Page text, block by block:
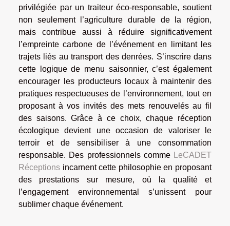
privilégiée par un traiteur éco-responsable, soutient
non seulement l’agriculture durable de la région,
mais contribue aussi à réduire significativement
l’empreinte carbone de l’événement en limitant les
trajets liés au transport des denrées. S’inscrire dans
cette logique de menu saisonnier, c’est également
encourager les producteurs locaux à maintenir des
pratiques respectueuses de l’environnement, tout en
proposant à vos invités des mets renouvelés au fil
des saisons. Grâce à ce choix, chaque réception
écologique devient une occasion de valoriser le
terroir et de sensibiliser à une consommation
responsable. Des professionnels comme LeCADET
Réceptions incarnent cette philosophie en proposant
des prestations sur mesure, où la qualité et
l’engagement environnemental s’unissent pour
sublimer chaque événement.